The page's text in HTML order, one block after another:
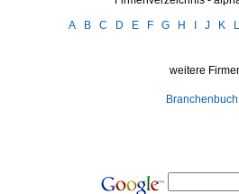
A
B C D E F G H J K L
weitere